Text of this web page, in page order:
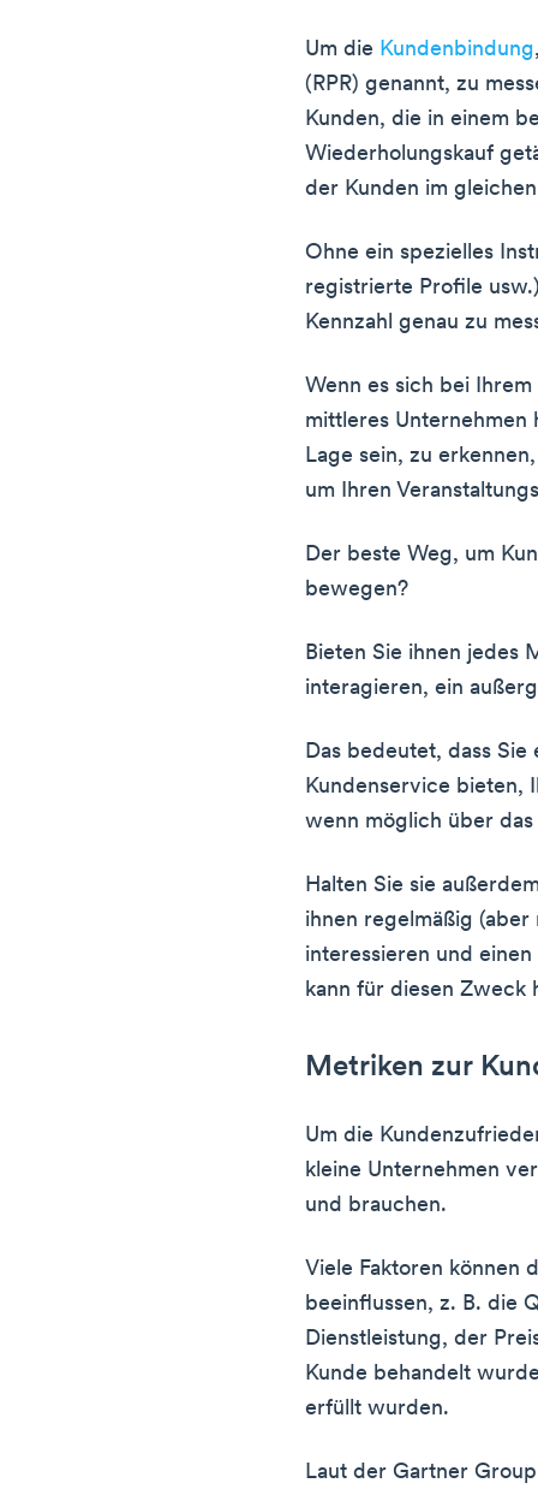
Um die Kundenbindung
(RPR) genannt, zu
Kunden, die in einem
Wiederholungskauf
der Kunden im
Ohne ein spezielles
registrierte Profile
Kennzahl genau zu
Wenn es sich bei
mittleres Unternehmen
Lage sein, zu
um Ihren
Der beste Weg, um
bewegen?
Bieten Sie ihnen jedes
interagieren, ein
Das bedeutet, dass
Kundenservice bieten,
wenn möglich über
Halten Sie sie
ihnen regelmäßig
interessieren und
kann für diesen Zweck
Metriken zur
Um die
kleine Unternehmen
und brauchen.
Viele Faktoren können
beeinflussen, z. B. die
Dienstleistung, der
Kunde behandelt
erfüllt wurden.
Laut der Gartner